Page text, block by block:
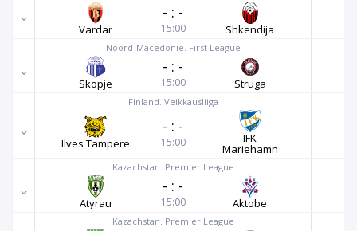
Vardar
- : -
15:00 Shkendija
Noord-Macedonië. First League
Skopje
- : -
15:00 Struga
Finland. Veikkausliiga
Ilves Tampere
- : -
15:00 IFK
Mariehamn
Kazachstan. Premier League
Atyrau
- : -
15:00 Aktobe
Kazachstan. Premier League